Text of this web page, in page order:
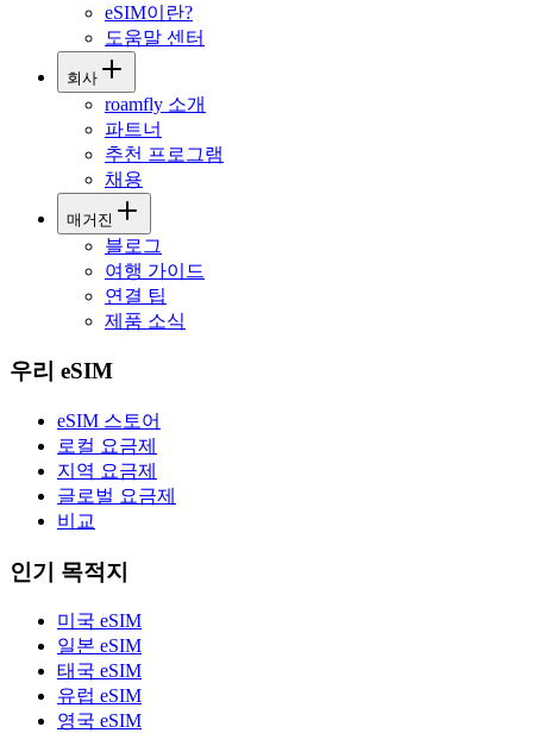
eSIM이란?
도움말 센터
회사
roamfly 소개
파트너
추천 프로그램
채용
매거진
블로그
여행 가이드
연결 팁
제품 소식
우리 eSIM
eSIM 스토어
로컬 요금제
지역 요금제
글로벌 요금제
비교
인기 목적지
미국 eSIM
일본 eSIM
태국 eSIM
유럽 eSIM
영국 eSIM